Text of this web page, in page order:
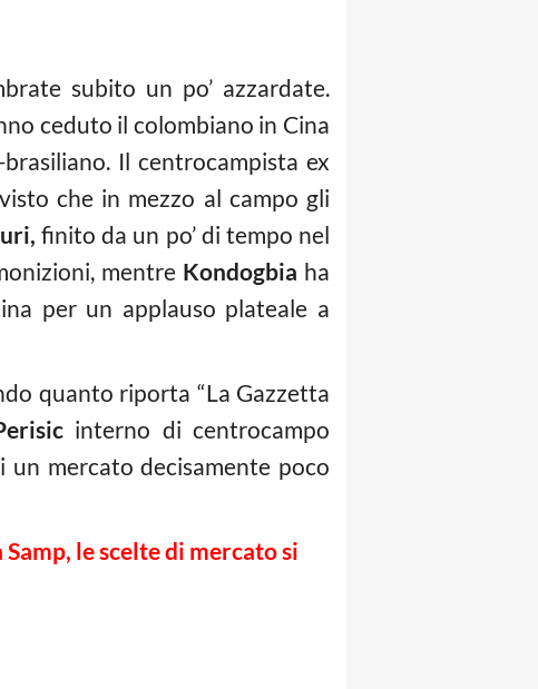
subito un po’ azzardate.
ceduto il colombiano in Cina
Il centrocampista ex
che in mezzo al campo gli
finito da un po’ di tempo nel
mentre Kondogbia ha
per un applauso plateale a
quanto riporta “La Gazzetta
interno di centrocampo
mercato decisamente poco
le scelte di mercato si